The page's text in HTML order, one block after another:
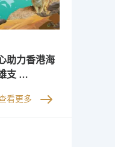
助力香港海
支 …
看更多